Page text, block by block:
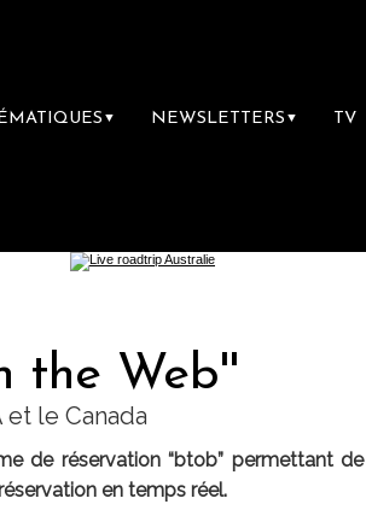
▼ NEWSLETTERS ▼ TV
the Web''
le Canada
de réservation “btob” permettant de
en temps réel.